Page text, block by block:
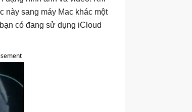
này sang máy Mac khác một
có đang sử dụng iCloud